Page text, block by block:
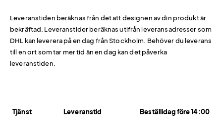
Leveranstiden beräknas från det att designen av din produkt är
bekräftad. Leveranstider beräknas utifrån leveransadresser som
DHL kan leverera på en dag från Stockholm. Behöver du leverans
till en ort som tar mer tid än en dag kan det påverka
leveranstiden.
Tjänst Leveranstid Beställidag före 14:00